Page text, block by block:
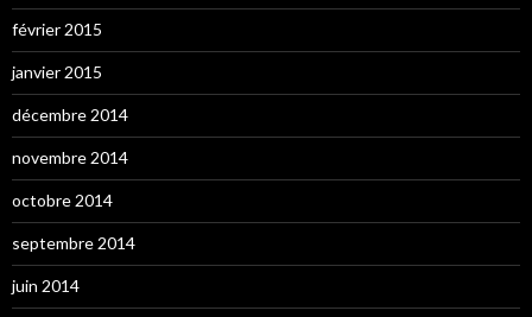
février 2015
janvier 2015
décembre 2014
novembre 2014
octobre 2014
septembre 2014
juin 2014